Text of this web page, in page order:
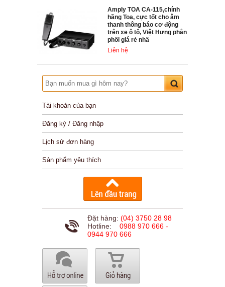
Amply TOA CA-115,chính
hãng Toa, cực tốt cho âm
thanh thông báo cơ động
trên xe ô tô, Việt Hưng phân
phối giá rẻ nhấ
Liên hệ
Tài khoản của bạn
Đăng ký / Đăng nhập
Lịch sử đơn hàng
Sản phẩm yêu thích
Đặt hàng: (04) 3750 28 98
Hotline: 0988 970 666 -
0944 970 666